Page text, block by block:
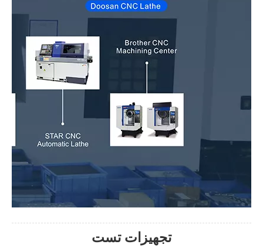
تجهیزات تست